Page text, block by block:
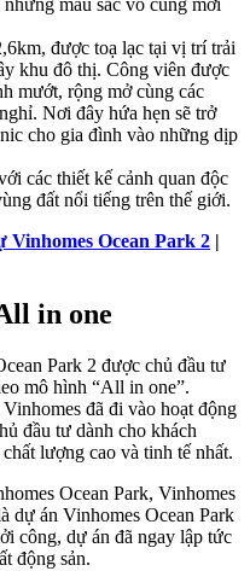
màu sắc vô cùng mới
được toạ lạc tại vị trí trải
khu đô thị. Công viên được
mướt, rộng mở cùng các
Nơi đây hứa hẹn sẽ trở
cho gia đình vào những dịp
các thiết kế cảnh quan độc
đất nổi tiếng trên thế giới.
Vinhomes Ocean Park 2 |
in one
Park 2 được chủ đầu tư
mô hình “All in one”.
đã đi vào hoạt động
đầu tư dành cho khách
lượng cao và tinh tế nhất.
Ocean Park, Vinhomes
dự án Vinhomes Ocean Park
công, dự án đã ngay lập tức
động sản.